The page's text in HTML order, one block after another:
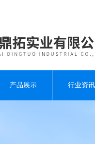
产品展示 行业资讯